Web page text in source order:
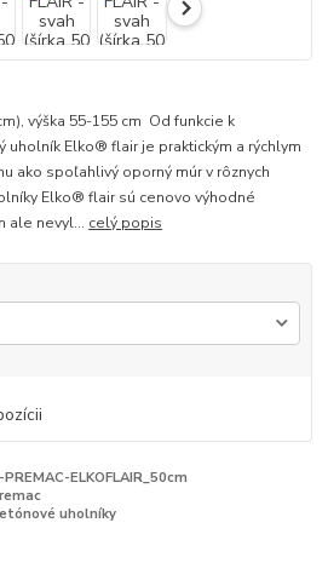
výška 55-155 cm Od funkcie k
uholník Elko® flair je praktickým a rýchlym
ako spoľahlivý oporný múr v rôznych
Elko® flair sú cenovo výhodné
ale nevyl... celý popis
PREMAC-ELKOFLAIR_50cm
uholníky